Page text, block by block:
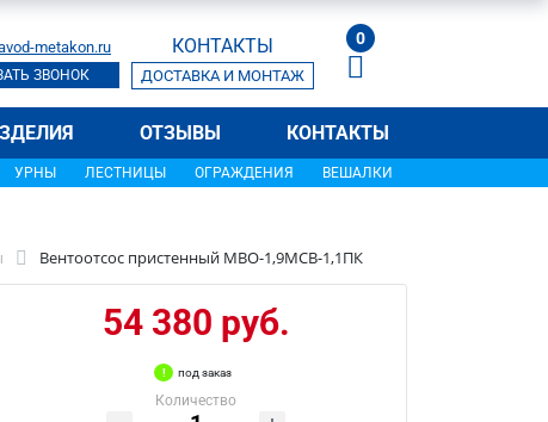
metakon.ru
ЗВОНОК
КОНТАКТЫ
ДОСТАВКА И МОНТАЖ
0
ОТЗЫВЫ КОНТАКТЫ
УРНЫ ЛЕСТНИЦЫ ОГРАЖДЕНИЯ ВЕШАЛКИ
Вентоотсос пристенный МВО-1,9МСВ-1,1ПК
54 380 руб.
под заказ
Количество